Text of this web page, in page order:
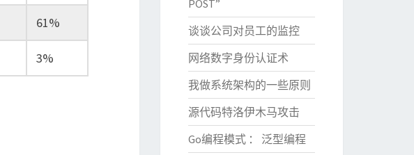
61%
3%
POST”
谈谈公司对员工的监控
网络数字身份认证术
我做系统架构的一些原则
源代码特洛伊木马攻击
Go编程模式 ： 泛型编程